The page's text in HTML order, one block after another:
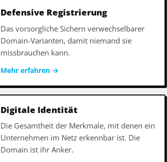
Defensive Registrierung
Das vorsorgliche Sichern verwechselbarer
Domain-Varianten, damit niemand sie
missbrauchen kann.
Mehr erfahren →
Digitale Identität
Die Gesamtheit der Merkmale, mit denen ein
Unternehmen im Netz erkennbar ist. Die
Domain ist ihr Anker.